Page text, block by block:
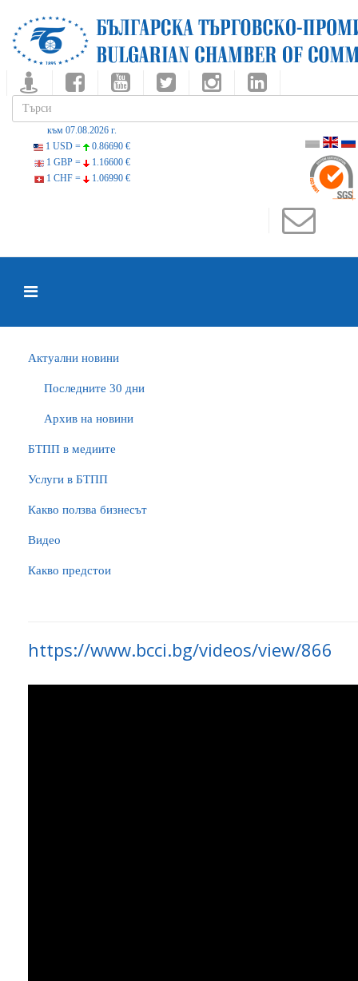
към 07.08.2026 г.
1 USD =
0.86690 €
1 GBP =
1.16600 €
1 CHF =
1.06990 €
Актуални новини
Последните 30 дни
Архив на новини
БTПП в медиите
Услуги в БТПП
Какво ползва бизнесът
Видео
Какво предстои
https://www.bcci.bg/videos/view/866